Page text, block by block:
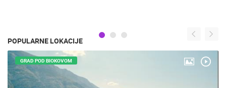
POPULARNE LOKACIJE
GRAD POD BIOKOVOM